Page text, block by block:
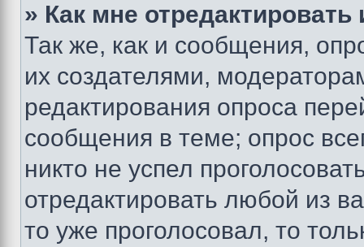
» Как мне
Так же, как и сообщения,
их создателями,
редактирования опроса
сообщения в теме; опрос
никто не успел
отредактировать любой из
то уже проголосовал, то